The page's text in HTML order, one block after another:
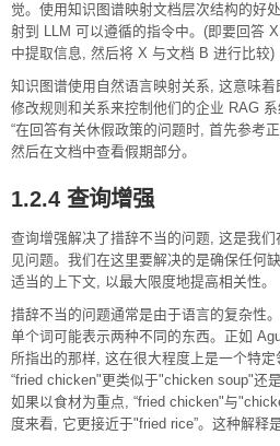
觉。使用知识图谱映射文档层次结构的好
射到 LLM 可以遵循的指令中。(即要回答
中提取信息, 然后将 X 与文档 B 进行比较)
知识图谱使用自然语言映射关系, 这意味
修改规则和关系来控制他们的企业 RAG
“在回答有关休假政策的问题时, 首先参考
然后在文档中查看假期部分。
1.2.4 查询增强
查询增强解决了措辞不当的问题, 这是我
见问题。我们在这里要解决的是确保任何
适当的上下文, 以最大限度地提高相关性。
措辞不当的问题通常是由于语言的复杂性
单个词可能表示两种不同的东西。正如
所指出的那样, 这在很大程度上是一个特
“fried chicken"更类似于"chicken soup"还
如果以食材为重点, “fried chicken"与
度来看, 它更接近于"fried rice”。这种解释